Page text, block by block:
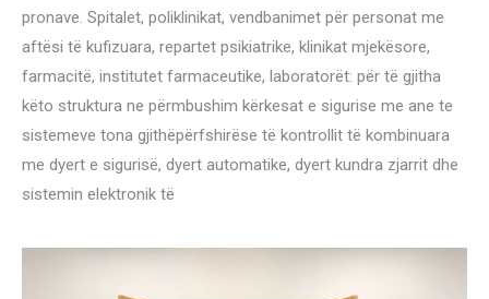
pronave. Spitalet, poliklinikat, vendbanimet për personat me
aftësi të kufizuara, repartet psikiatrike, klinikat mjekësore,
farmacitë, institutet farmaceutike, laboratorët: për të gjitha
këto struktura ne përmbushim kërkesat e sigurise me ane te
sistemeve tona gjithëpërfshirëse të kontrollit të kombinuara
me dyert e sigurisë, dyert automatike, dyert kundra zjarrit dhe
sistemin elektronik të